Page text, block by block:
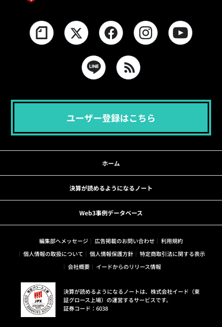
ユーザー登録はこちら
ホーム
決算が読めるようになるノート
Web3事例データベース
編集部へメッセージ 広告掲載のお問い合わせ
利用規約
個人情報の取扱について
個人情報保護方針
特定商取引法に関する表示
会社概要
イードからのリリース情報
決算が読めるようになるノートは、株式会社イード（東
証グロース上場）の運営するサービスです。
証券コード：6038